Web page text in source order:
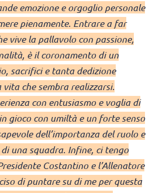
emozione e orgoglio personale
pienamente. Entrare a far
vive la pallavolo con passione,
è il coronamento di un
sacrifici e tanta dedizione
che sembra realizzarsi.
con entusiasmo e voglia di
gioco con umiltà e un forte senso
dell’importanza del ruolo e
una squadra. Infine, ci tengo
Costantino e l’Allenatore
di puntare su di me per questa